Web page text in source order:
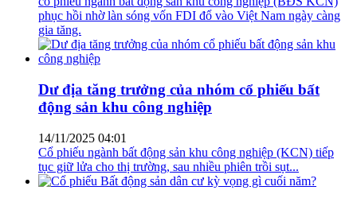
phục hồi nhờ làn sóng vốn FDI đổ vào Việt Nam ngày càng
gia tăng.
Dư địa tăng trưởng của nhóm cổ phiếu bất
động sản khu công nghiệp
14/11/2025 04:01
Cổ phiếu ngành bất động sản khu công nghiệp (KCN) tiếp
tục giữ lửa cho thị trường, sau nhiều phiên trồi sụt...